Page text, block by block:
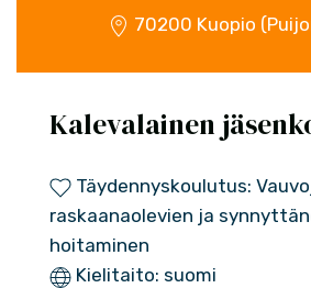
70200 Kuopio
Kalevalainen
Täydennyskoulutus:
raskaanaolevien ja
hoitaminen
Kielitaito: suomi